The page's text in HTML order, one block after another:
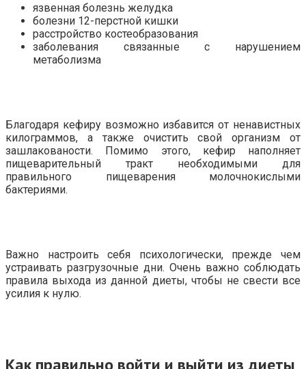
язвенная болезнь желудка
болезни 12-перстной кишки
расстройство костеобразования
заболевания связанные с нарушением
метаболизма
Благодаря кефиру возможно избавится от ненавистных
килограммов, а также очистить свой организм от
зашлакованости. Помимо этого, кефир наполняет
пищеварительный тракт необходимыми для
правильного пищеварения молочнокислыми
бактериями.
Важно настроить себя психологически, прежде чем
устраивать разгрузочные дни. Очень важно соблюдать
правила выхода из данной диеты, чтобы не свести все
усилия к нулю.